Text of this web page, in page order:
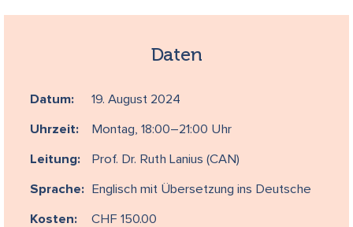
Daten
Datum: 19. August 2024
Uhrzeit: Montag, 18:00–21:00 Uhr
Leitung: Prof. Dr. Ruth Lanius (CAN)
Sprache: Englisch mit Übersetzung ins Deutsche
Kosten: CHF 150.00